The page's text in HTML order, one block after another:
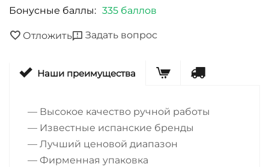
Бонусные баллы: 335 баллов
Отложить Задать вопрос
Наши преимущества
— Высокое качество ручной работы
— Известные испанские бренды
— Лучший ценовой диапазон
— Фирменная упаковка